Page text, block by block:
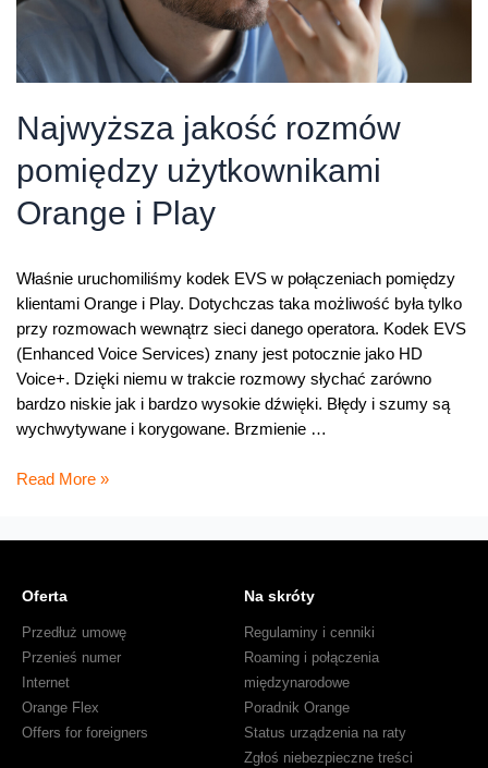
Najwyższa jakość rozmów
pomiędzy użytkownikami
Orange i Play
Właśnie uruchomiliśmy kodek EVS w połączeniach pomiędzy
klientami Orange i Play. Dotychczas taka możliwość była tylko
przy rozmowach wewnątrz sieci danego operatora. Kodek EVS
(Enhanced Voice Services) znany jest potocznie jako HD
Voice+. Dzięki niemu w trakcie rozmowy słychać zarówno
bardzo niskie jak i bardzo wysokie dźwięki. Błędy i szumy są
wychwytywane i korygowane. Brzmienie …
Najwyższa
Orange
Play
Read More »
Oferta
Przedłuż umowę
Przenieś numer
Internet
Orange Flex
Offers for foreigners
Na skróty
Regulaminy i cenniki
Roaming i połączenia
międzynarodowe
Poradnik Orange
Status urządzenia na raty
Zgłoś niebezpieczne treści